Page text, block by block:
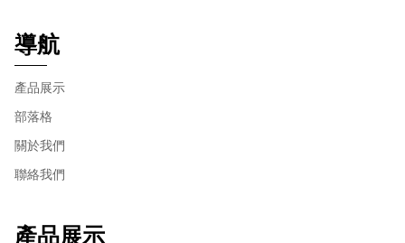
導航
產品展示
部落格
關於我們
聯絡我們
產品展示